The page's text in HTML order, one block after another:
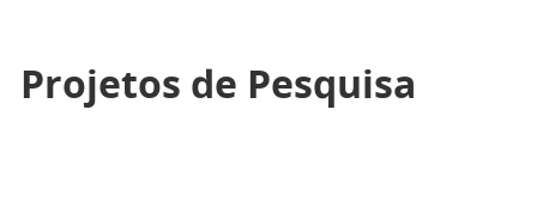
Projetos de Pesquisa